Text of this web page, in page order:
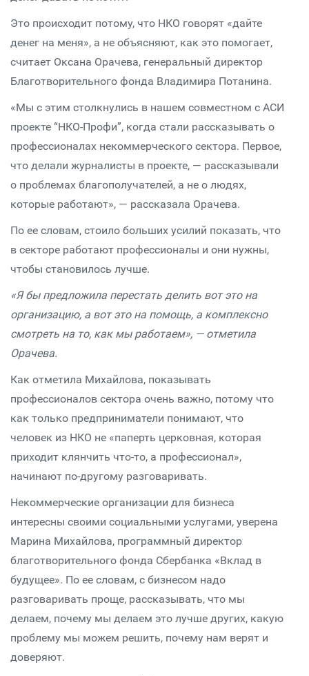
Это происходит потому, что НКО говорят «дайте
денег на меня», а не объясняют, как это помогает,
считает Оксана Орачева, генеральный директор
Благотворительного фонда Владимира Потанина.
«Мы с этим столкнулись в нашем совместном с АСИ
проекте “НКО-Профи”, когда стали рассказывать о
профессионалах некоммерческого сектора. Первое,
что делали журналисты в проекте, — рассказывали
о проблемах благополучателей, а не о людях,
которые работают», — рассказала Орачева.
По ее словам, стоило больших усилий показать, что
в секторе работают профессионалы и они нужны,
чтобы становилось лучше.
«Я бы предложила перестать делить вот это на
организацию, а вот это на помощь, а комплексно
смотреть на то, как мы работаем», — отметила
Орачева.
Как отметила Михайлова, показывать
профессионалов сектора очень важно, потому что
как только предприниматели понимают, что
человек из НКО не «паперть церковная, которая
приходит клянчить что-то, а профессионал»,
начинают по-другому разговаривать.
Некоммерческие организации для бизнеса
интересны своими социальными услугами, уверена
Марина Михайлова, программный директор
благотворительного фонда Сбербанка «Вклад в
будущее». По ее словам, с бизнесом надо
разговаривать проще, рассказывать, что мы
делаем, почему мы делаем это лучше других, какую
проблему мы можем решить, почему нам верят и
доверяют.